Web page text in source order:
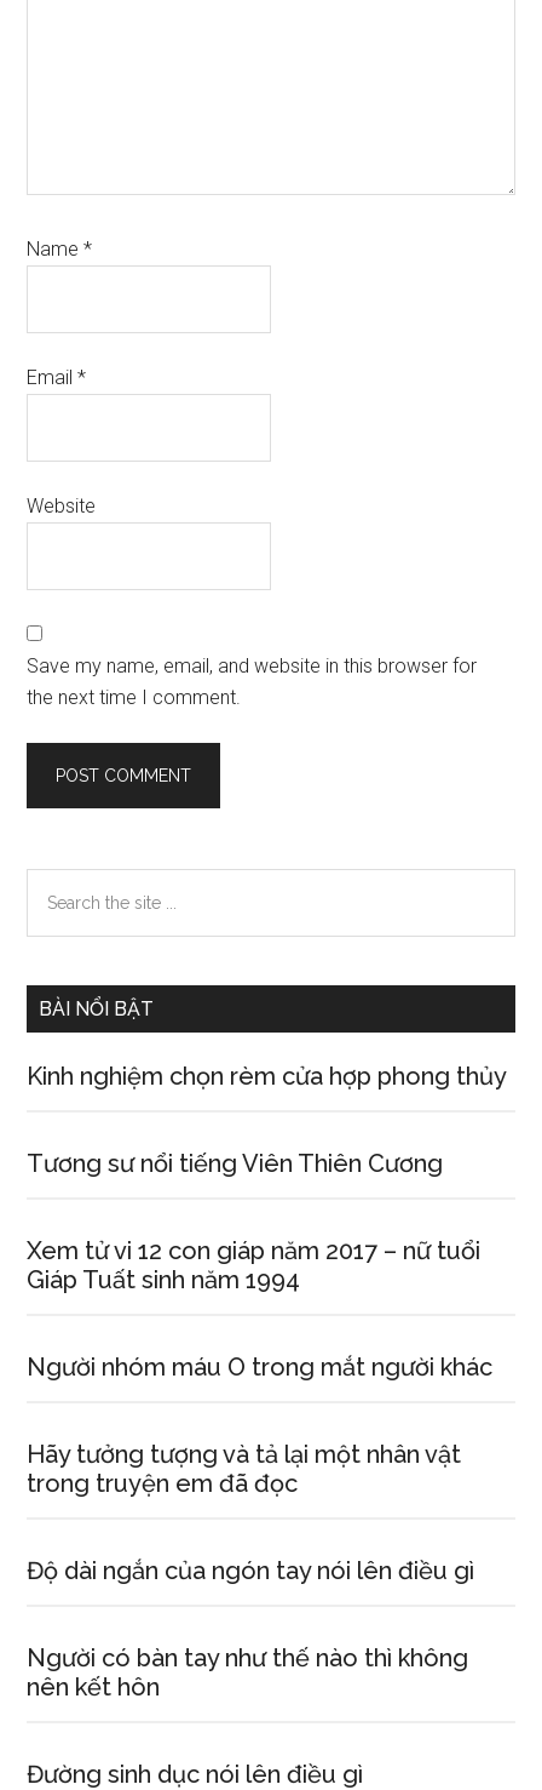
Name*
Email*
Website
Save my name, email, and website in this browser for
the next time I comment.
Primary
Sidebar
the
BÀI NỔI BẬT
Kinh nghiệm chọn rèm cửa hợp phong thủy
Tương sư nổi tiếng Viên Thiên Cương
Xem tử vi 12 con giáp năm 2017 – nữ tuổi
Giáp Tuất sinh năm 1994
Người nhóm máu O trong mắt người khác
Hãy tưởng tượng và tả lại một nhân vật
trong truyện em đã đọc
Độ dài ngắn của ngón tay nói lên điều gì
Người có bàn tay như thế nào thì không
nên kết hôn
Đường sinh dục nói lên điều gì